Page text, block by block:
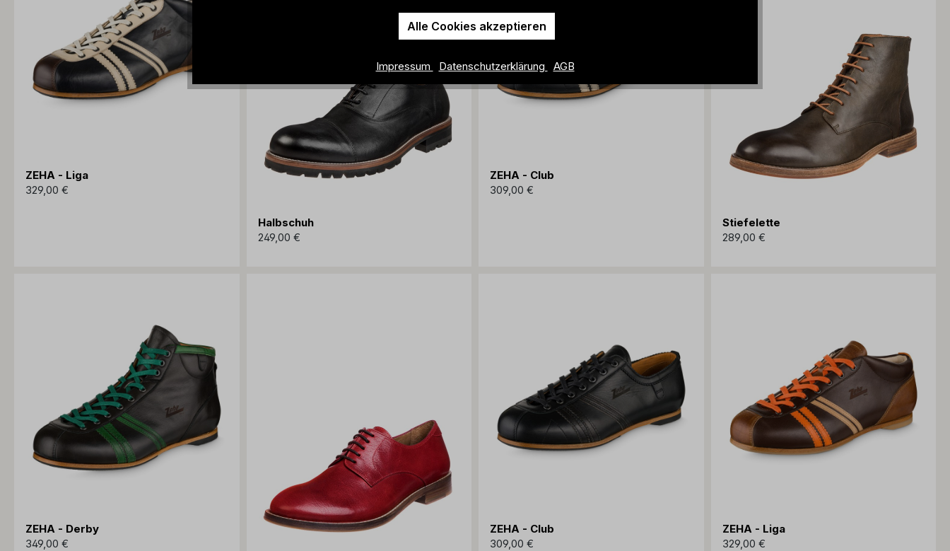
ZEHA - Liga
329,00 €
Halbschuh
249,00 €
ZEHA - Club
309,00 €
Stiefelette
289,00 €
ZEHA - Derby
349,00 €
ZEHA - Club
309,00 €
ZEHA - Liga
329,00 €
Alle Cookies akzeptieren
Impressum Datenschutzerklärung AGB